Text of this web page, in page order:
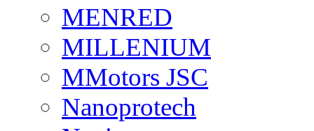
MENRED
MILLENIUM
MMotors JSC
Nanoprotech